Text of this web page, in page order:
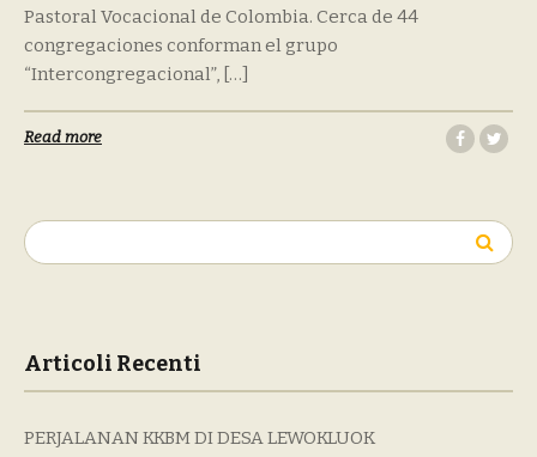
Pastoral Vocacional de Colombia. Cerca de 44
congregaciones conforman el grupo
“Intercongregacional”, […]
Read more
Ricerca
per:
Articoli Recenti
PERJALANAN KKBM DI DESA LEWOKLUOK